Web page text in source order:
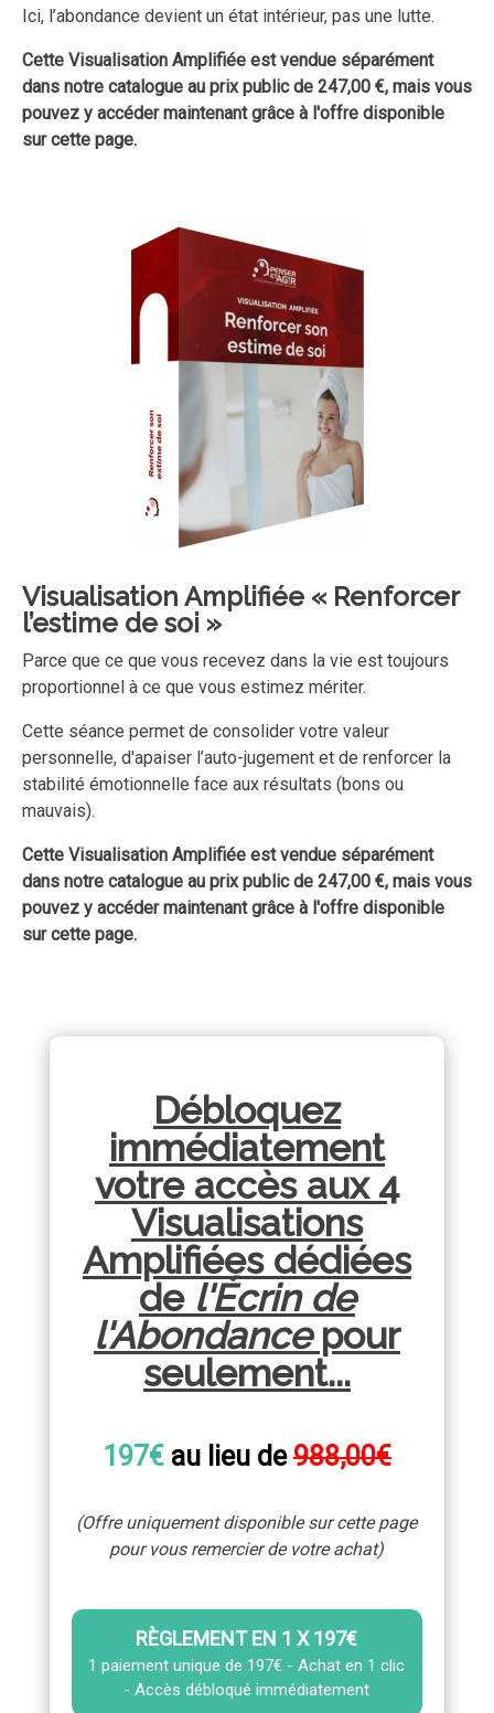
Ici, l’abondance devient un état intérieur, pas une lutte.
Cette Visualisation Amplifiée est vendue séparément
dans notre catalogue au prix public de 247,00 €, mais vous
pouvez y accéder maintenant grâce à l'offre disponible
sur cette page.
Visualisation Amplifiée « Renforcer
l’estime de soi »
Parce que ce que vous recevez dans la vie est toujours
proportionnel à ce que vous estimez mériter.
Cette séance permet de consolider votre valeur
personnelle, d'apaiser l’auto-jugement et de renforcer la
stabilité émotionnelle face aux résultats (bons ou
mauvais).
Cette Visualisation Amplifiée est vendue séparément
dans notre catalogue au prix public de 247,00 €, mais vous
pouvez y accéder maintenant grâce à l'offre disponible
sur cette page.
Débloquez
immédiatement
votre accès aux 4
Visualisations
Amplifiées dédiées
de l'Écrin de
l'Abondancepour
seulement...
197€au lieu de 988,00€
(Offre uniquement disponible sur cette page
pour vous remercier de votre achat)
RÈGLEMENT EN 1 X 197€
1 paiement unique de 197€ - Achat en 1 clic
- Accès débloqué immédiatement